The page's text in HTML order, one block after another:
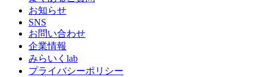
お知らせ
SNS
お問い合わせ
企業情報
みらいくlab
プライバシーポリシー